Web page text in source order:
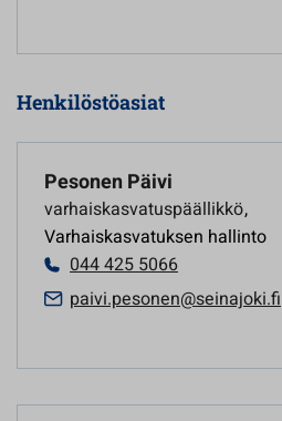
Henkilöstöasiat
Pesonen Päivi
varhaiskasvatuspäällikkö,
Varhaiskasvatuksen hallinto
044 425 5066
paivi.pesonen@seinajoki.fi